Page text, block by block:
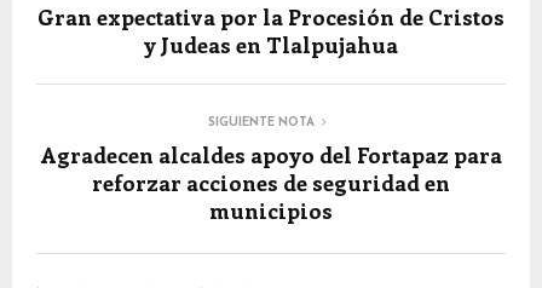
Gran expectativa por la Procesión de Cristos
y Judeas en Tlalpujahua
SIGUIENTE NOTA
Agradecen alcaldes apoyo del Fortapaz para
reforzar acciones de seguridad en
municipios